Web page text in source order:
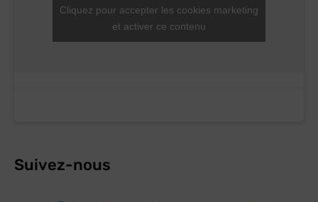
Cliquez pour accepter les cookies marketing
et activer ce contenu
Suivez-nous